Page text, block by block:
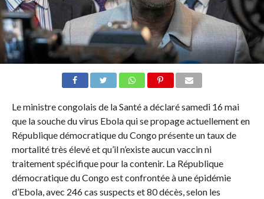
Le ministre congolais de la Santé a déclaré samedi 16 mai
que la souche du virus Ebola qui se propage actuellement en
République démocratique du Congo présente un taux de
mortalité très élevé et qu’il n’existe aucun vaccin ni
traitement spécifique pour la contenir. La République
démocratique du Congo est confrontée à une épidémie
d’Ebola, avec 246 cas suspects et 80 décès, selon les